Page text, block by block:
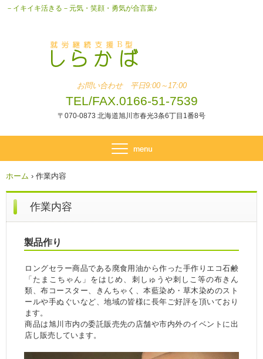
－イキイキ活きる－元気・笑顔・勇気が合言葉♪
お問い合わせ 平日9:00～17:00
TEL/FAX.0166-51-7539
〒070-0873 北海道旭川市春光3条6丁目1番8号
ホーム › 作業内容
作業内容
製品作り
ロングセラー商品である廃食用油から作った手作りエコ石鹸
「たまこちゃん」をはじめ、刺しゅうや刺しこ等の布きん
類、布コースター、きんちゃく、本藍染め・草木染めのスト
ールや手ぬぐいなど、地域の皆様に長年ご好評を頂いており
ます。
商品は旭川市内の委託販売先の店舗や市内外のイベントに出
店し販売しています。